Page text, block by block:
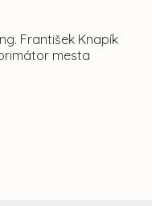
František Knapík
mesta